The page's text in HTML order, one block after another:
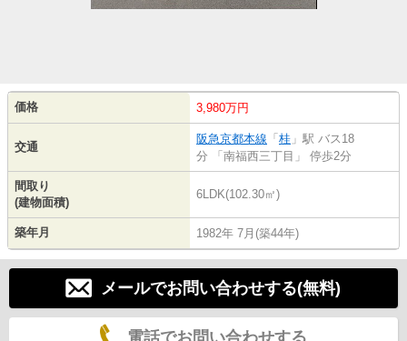
価格 3,980万円
交通
阪急京都本線 「 桂 」駅 バス18
分 「南福西三丁目」 停歩2分
間取り
(建物面積)
6LDK(102.30㎡)
築年月 1982年 7月(築44年)
メールでお問い合わせする(無料)